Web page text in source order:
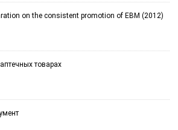
on the consistent promotion of EBM (2012)
товарах